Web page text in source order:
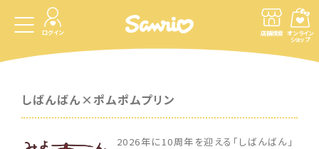
ログイン 店舗検索 オンライン
ショップ
しばんばん×ポムポムプリン
2026年に10周年を迎える「しばんばん」